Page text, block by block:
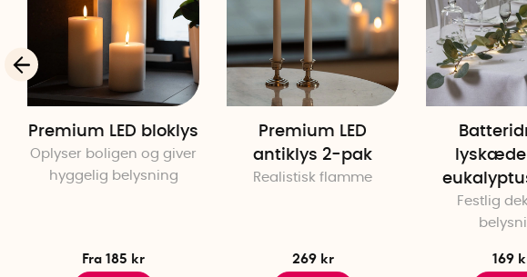
Premium LED bloklys
Oplyser boligen og giver
hyggelig belysning
Fra 185 kr
Premium LED
antiklys 2-pak
Realistisk flamme
269 kr
Festlig
169